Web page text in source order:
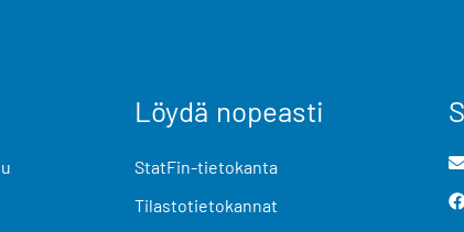
Löydä nopeasti
StatFin-tietokanta
Tilastotietokannat